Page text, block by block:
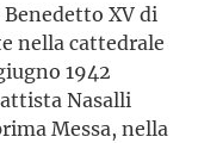
XV di
nella cattedrale
1942
Nasalli
Messa, nella